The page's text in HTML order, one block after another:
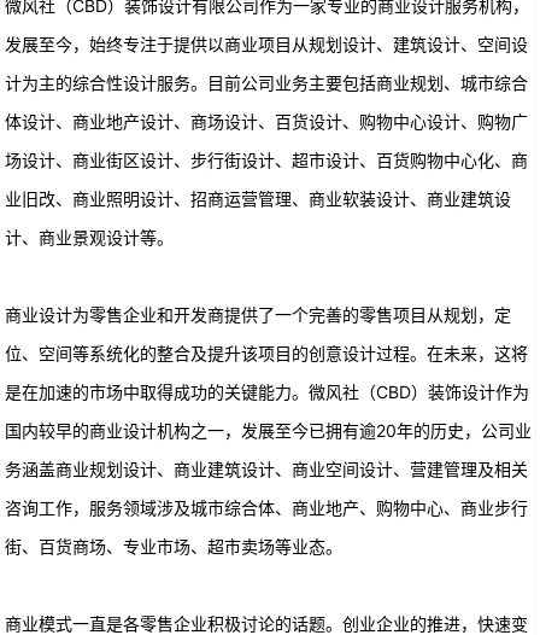
微风社（CBD）装饰设计有限公司作为一家专业的商业设计服务机构，
发展至今，始终专注于提供以商业项目从规划设计、建筑设计、空间设
计为主的综合性设计服务。目前公司业务主要包括商业规划、城市综合
体设计、商业地产设计、商场设计、百货设计、购物中心设计、购物广
场设计、商业街区设计、步行街设计、超市设计、百货购物中心化、商
业旧改、商业照明设计、招商运营管理、商业软装设计、商业建筑设
计、商业景观设计等。
商业设计为零售企业和开发商提供了一个完善的零售项目从规划，定
位、空间等系统化的整合及提升该项目的创意设计过程。在未来，这将
是在加速的市场中取得成功的关键能力。微风社（CBD）装饰设计作为
国内较早的商业设计机构之一，发展至今已拥有逾20年的历史，公司业
务涵盖商业规划设计、商业建筑设计、商业空间设计、营建管理及相关
咨询工作，服务领域涉及城市综合体、商业地产、购物中心、商业步行
街、百货商场、专业市场、超市卖场等业态。
商业模式一直是各零售企业积极讨论的话题。创业企业的推进，快速变